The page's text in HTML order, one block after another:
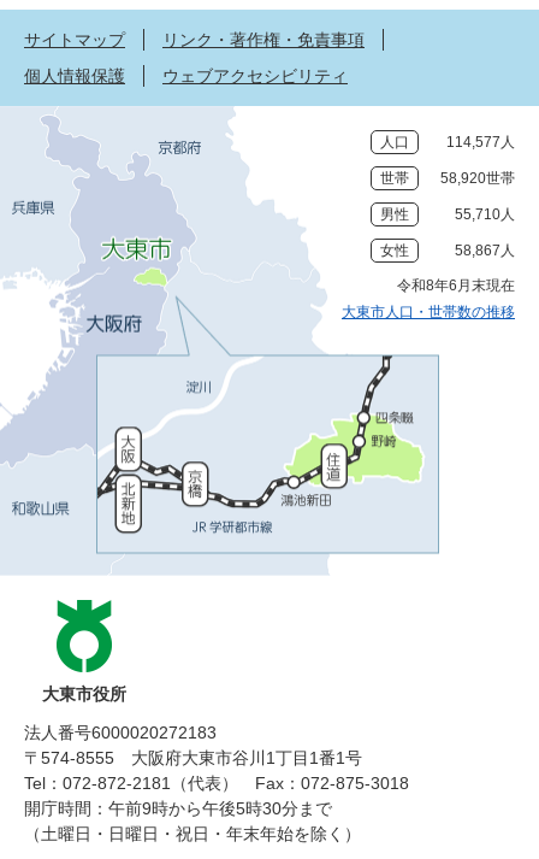
サイトマップ
リンク・著作権・免責事項
個人情報保護
ウェブアクセシビリティ
人口 114,577人
世帯 58,920世帯
男性 55,710人
女性 58,867人
令和8年6月末現在
大東市人口・世帯数の推移
大東市役所
法人番号6000020272183
〒574-8555 大阪府大東市谷川1丁目1番1号
Tel：072-872-2181（代表）
Fax：072-875-3018
開庁時間：午前9時から午後5時30分まで
（土曜日・日曜日・祝日・年末年始を除く）